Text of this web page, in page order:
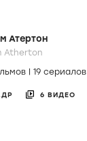
Атертон
Atherton
| 19 сериалов
6 ВИДЕО